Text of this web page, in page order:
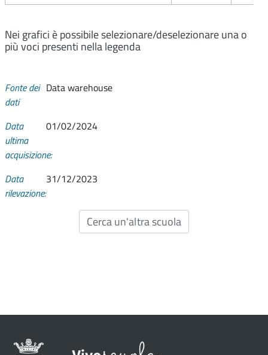
Nei grafici è possibile selezionare/deselezionare una o
più voci presenti nella legenda
Fonte dei
dati
Data warehouse
Data
ultima
acquisizione:
01/02/2024
Data
rilevazione:
31/12/2023
Cerca un'altra scuola